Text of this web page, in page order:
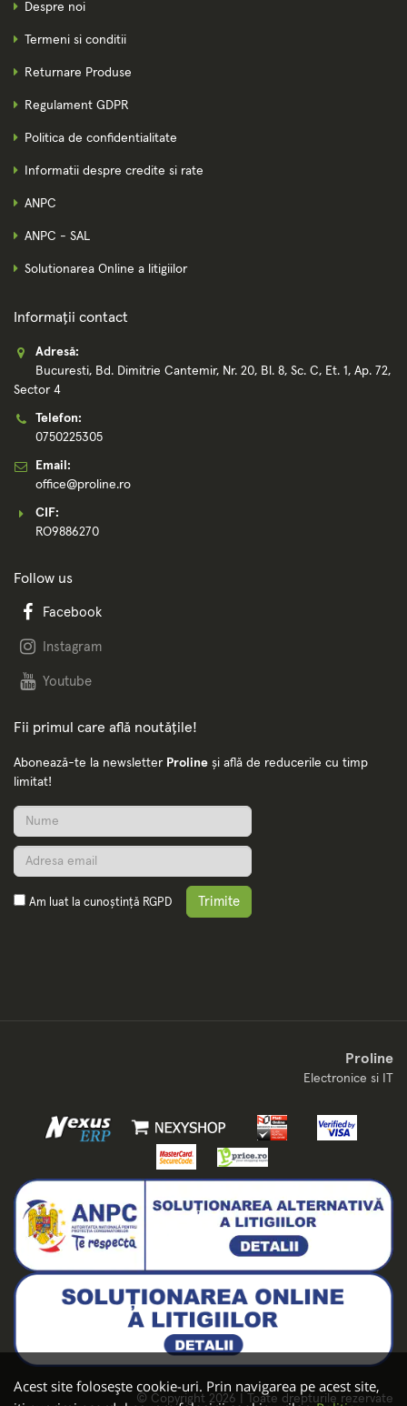
Acest site folosește cookie-uri. Prin navigarea pe acest site,
Despre noi
Termeni si conditii
Returnare Produse
Regulament GDPR
Politica de confidentialitate
Informatii despre credite si rate
ANPC
ANPC - SAL
Solutionarea Online a litigiilor
Informații contact
Adresă:
Bucuresti, Bd. Dimitrie Cantemir, Nr. 20, Bl. 8, Sc. C, Et. 1, Ap. 72,
Sector 4
Telefon:
0750225305
Email:
office@proline.ro
CIF:
RO9886270
Follow us
Facebook
Instagram
Youtube
Fii primul care află noutățile!
Abonează-te la newsletter Proline și află de reducerile cu timp
limitat!
Am luat la cunoștință RGPD Trimite
Proline
Electronice si IT
© Copyright 2026 | Toate drepturile rezervate